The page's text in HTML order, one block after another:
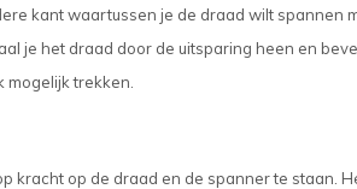
kant waartussen je de draad wilt spannen
je het draad door de uitsparing heen en
mogelijk trekken.
kracht op de draad en de spanner te staan.